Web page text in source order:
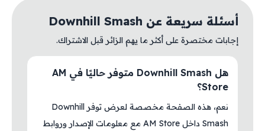
أسئلة سريعة عن Downhill Smash
إجابات مختصرة على أكثر ما يهم الزائر قبل الاشتراك.
هل Downhill Smash متوفر حاليًا في AM
Store؟
نعم، هذه الصفحة مخصصة لعرض توفر Downhill
Smash داخل AM Store مع معلومات الإصدار وروابط